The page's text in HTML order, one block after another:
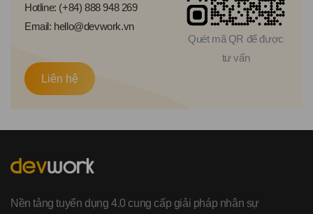
Hotline: (+84) 888 948 269
Email: hello@devwork.vn
Liên hệ
Quét mã QR để được
tư vấn
Nền tảng tuyển dụng 4.0 cung cấp giải pháp nhân sự